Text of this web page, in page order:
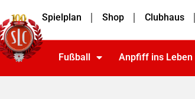
Spielplan Shop Clubhaus
Fußball Anpfiff ins Leben